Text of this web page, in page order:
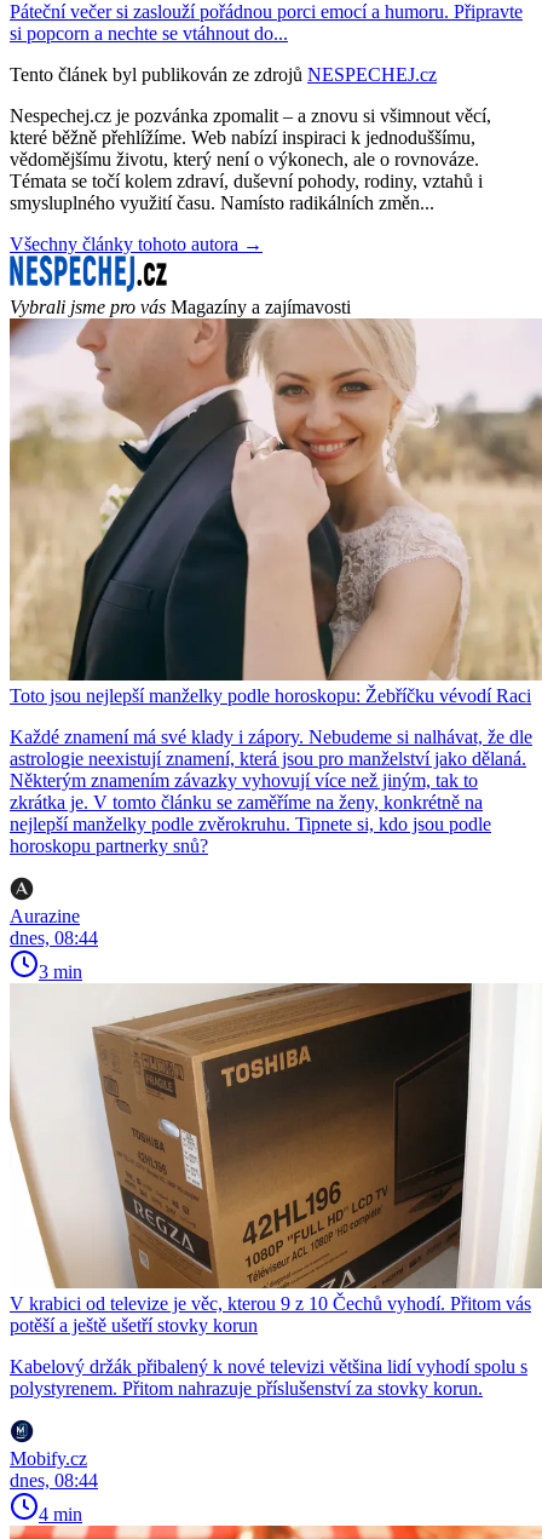
Páteční večer si zaslouží pořádnou porci emocí a humoru. Připravte
si popcorn a nechte se vtáhnout do...
Tento článek byl publikován ze zdrojů NESPECHEJ.cz
Nespechej.cz je pozvánka zpomalit – a znovu si všimnout věcí,
které běžně přehlížíme. Web nabízí inspiraci k jednoduššímu,
vědomějšímu životu, který není o výkonech, ale o rovnováze.
Témata se točí kolem zdraví, duševní pohody, rodiny, vztahů i
smysluplného využití času. Namísto radikálních změn...
Všechny články tohoto autora →
Vybrali jsme pro vás Magazíny a zajímavosti
Toto jsou nejlepší manželky podle horoskopu: Žebříčku vévodí Raci
Každé znamení má své klady i zápory. Nebudeme si nalhávat, že dle
astrologie neexistují znamení, která jsou pro manželství jako dělaná.
Některým znamením závazky vyhovují více než jiným, tak to
zkrátka je. V tomto článku se zaměříme na ženy, konkrétně na
nejlepší manželky podle zvěrokruhu. Tipnete si, kdo jsou podle
horoskopu partnerky snů?
Aurazine
dnes, 08:44
3 min
V krabici od televize je věc, kterou 9 z 10 Čechů vyhodí. Přitom vás
potěší a ještě ušetří stovky korun
Kabelový držák přibalený k nové televizi většina lidí vyhodí spolu s
polystyrenem. Přitom nahrazuje příslušenství za stovky korun.
Mobify.cz
dnes, 08:44
4 min